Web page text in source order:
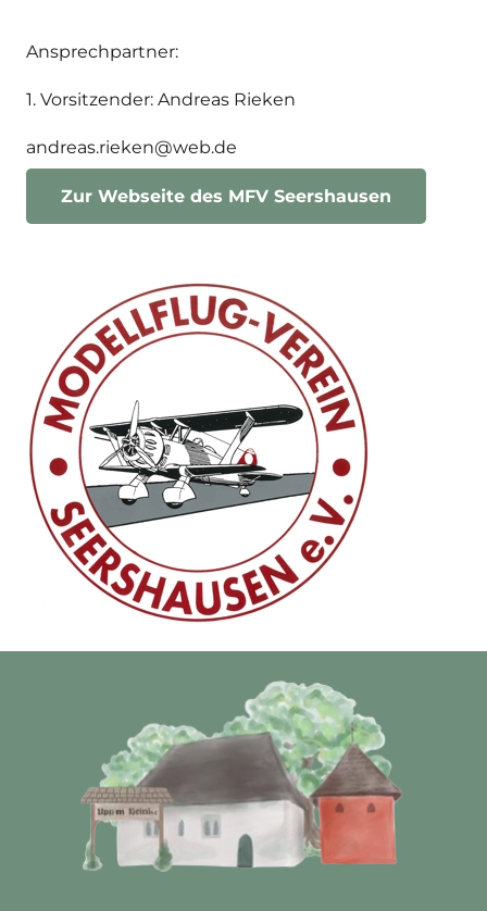
Ansprechpartner:
1. Vorsitzender: Andreas Rieken
andreas.rieken@web.de
Zur Webseite des MFV Seershausen